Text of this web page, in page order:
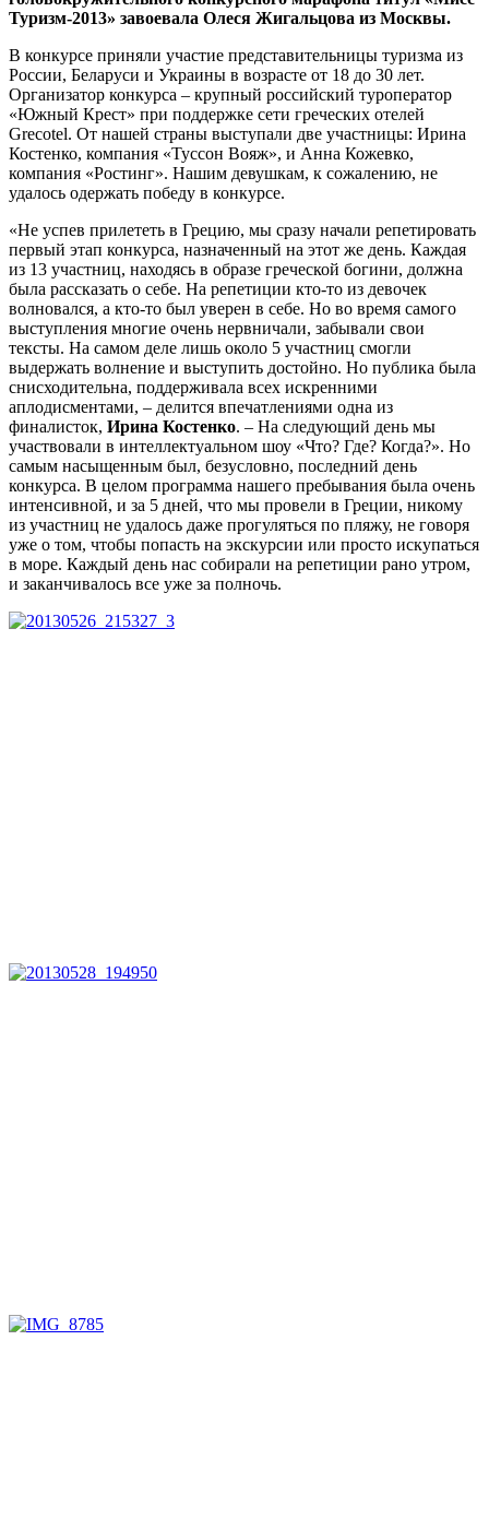
Туризм-2013» завоевала Олеся Жигальцова из Москвы.
В конкурсе приняли участие представительницы туризма из
России, Беларуси и Украины в возрасте от 18 до 30 лет.
Организатор конкурса – крупный российский туроператор
«Южный Крест» при поддержке сети греческих отелей
Grecotel. От нашей страны выступали две участницы: Ирина
Костенко, компания «Туссон Вояж», и Анна Кожевко,
компания «Ростинг». Нашим девушкам, к сожалению, не
удалось одержать победу в конкурсе.
«Не успев прилететь в Грецию, мы сразу начали репетировать
первый этап конкурса, назначенный на этот же день. Каждая
из 13 участниц, находясь в образе греческой богини, должна
была рассказать о себе. На репетиции кто-то из девочек
волновался, а кто-то был уверен в себе. Но во время самого
выступления многие очень нервничали, забывали свои
тексты. На самом деле лишь около 5 участниц смогли
выдержать волнение и выступить достойно. Но публика была
снисходительна, поддерживала всех искренними
аплодисментами, – делится впечатлениями одна из
финалисток, Ирина Костенко. – На следующий день мы
участвовали в интеллектуальном шоу «Что? Где? Когда?». Но
самым насыщенным был, безусловно, последний день
конкурса. В целом программа нашего пребывания была очень
интенсивной, и за 5 дней, что мы провели в Греции, никому
из участниц не удалось даже прогуляться по пляжу, не говоря
уже о том, чтобы попасть на экскурсии или просто искупаться
в море. Каждый день нас собирали на репетиции рано утром,
и заканчивалось все уже за полночь.